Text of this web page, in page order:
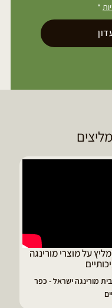
*
על מוצרי מורינגה
מורינגה ישראל - כפר